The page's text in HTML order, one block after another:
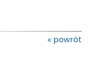
powrót